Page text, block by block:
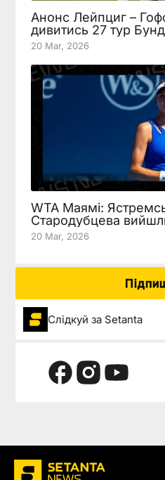
Анонс Лейпциг –
дивитись 27 тур
20 Mar, 2026
WTA Маямі:
Стародубцева
20 Mar, 2026
Слідкуй за Setanta